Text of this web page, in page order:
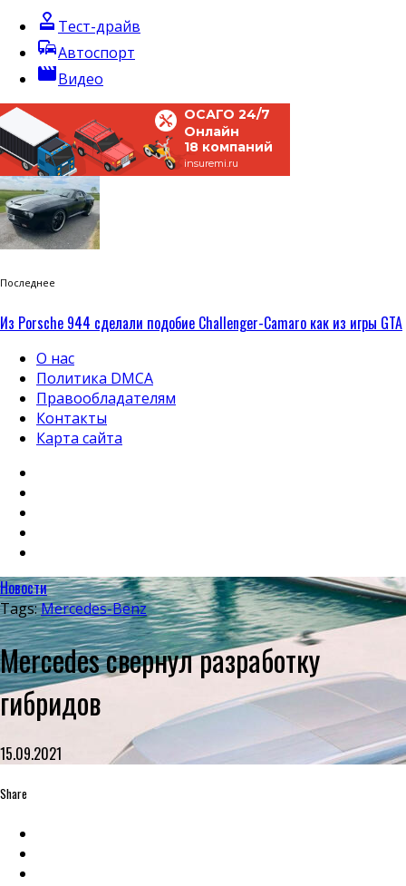
approval Тест-драйв
commuteАвтоспорт
movieВидео
ОСАГО 24/7
Онлайн
18 компаний
insuremi.ru
Последнее
Из Porsche 944 сделали подобие Challenger-Camaro как из игры GTA
О нас
Политика DMCA
Правообладателям
Контакты
Карта сайта
Новости
Tags:Mercedes-Benz
Mercedes свернул разработку
гибридов
15.09.2021
Share